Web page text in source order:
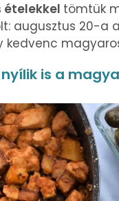
ételekkel tömtük
augusztus 20-a
is a